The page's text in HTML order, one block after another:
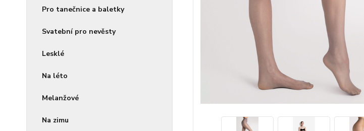
Pro tanečnice a baletky
Svatební pro nevěsty
Lesklé
Na léto
Melanžové
Na zimu